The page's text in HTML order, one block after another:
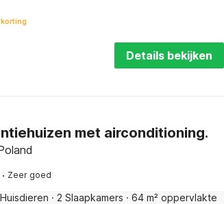
korting
Details bekijken
met airconditioning.
· Zeer goed
· 2 Slaapkamers · 64 m² oppervlakte